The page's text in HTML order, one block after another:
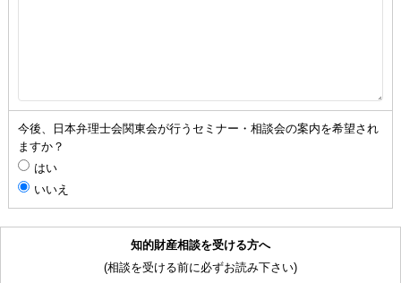
今後、日本弁理士会関東会が行うセミナー・相談会の案内を希望され
ますか？
はい
いいえ
知的財産相談を受ける方へ
(相談を受ける前に必ずお読み下さい)